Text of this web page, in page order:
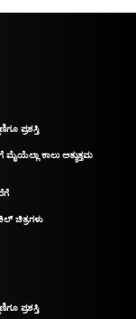
ಪ್ರಶಸ್ತಿ
ಕಾಲು ಅತ್ಯುತ್ತಮ
ಚಿತ್ರಗಳು
ಪ್ರಶಸ್ತಿ